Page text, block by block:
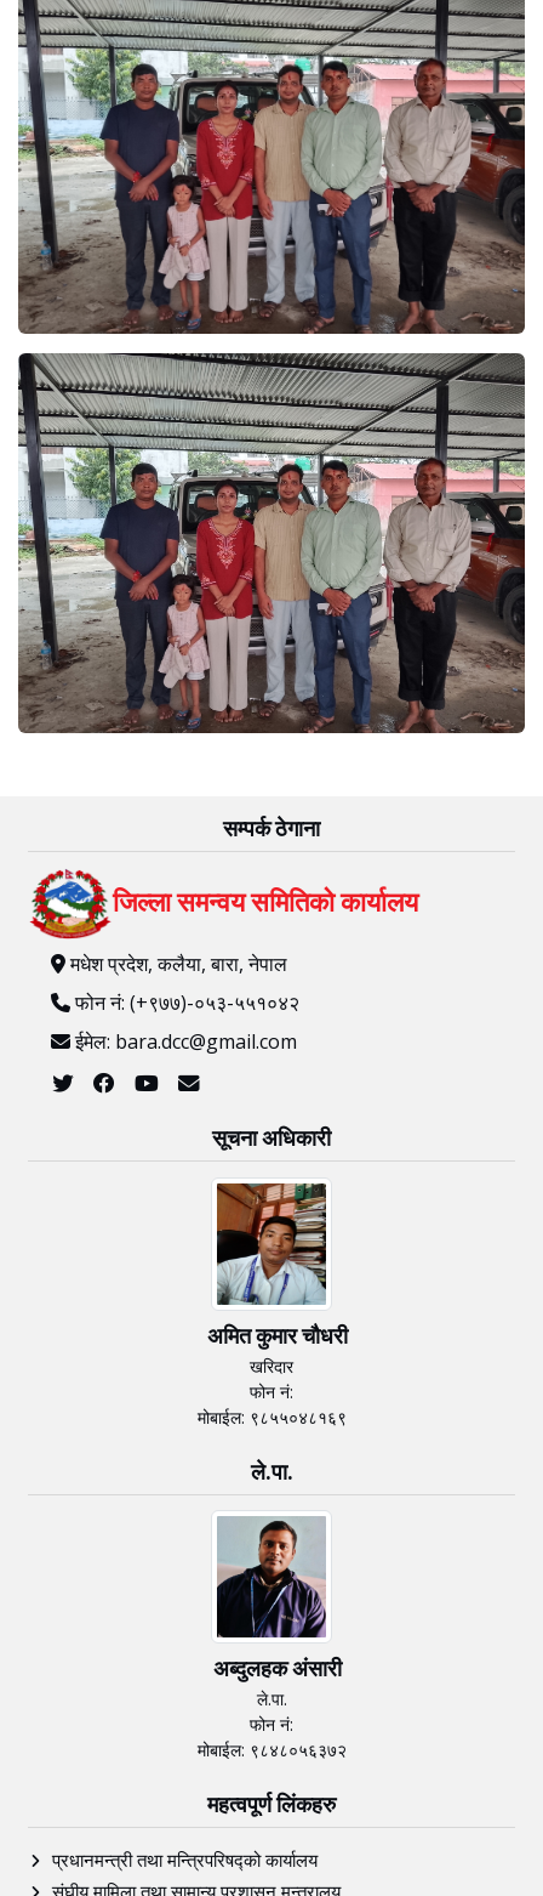
सम्पर्क ठेगाना
जिल्ला समन्वय समितिको कार्यालय
मधेश प्रदेश, कलैया, बारा, नेपाल
फोन नं: (+९७७)-०५३-५५१०४२
ईमेल: bara.dcc@gmail.com
सूचना अधिकारी
अमित कुमार चाैधरी
खरिदार
फोन नं:
मोबाईल: ९८५५०४८१६९
ले.पा.
अब्दुलहक अंसारी
ले.पा.
फोन नं:
मोबाईल: ९८४८०५६३७२
महत्वपूर्ण लिंकहरु
प्रधानमन्त्री तथा मन्त्रिपरिषद्को कार्यालय